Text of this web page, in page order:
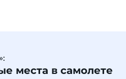
места в самолете